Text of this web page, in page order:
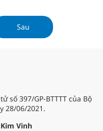
phương trong ngành
đánh giá, đánh giá lại
động đã diễn ra và ghi
Sau
số 397/GP-BTTTT của Bộ
28/06/2021.
Vinh